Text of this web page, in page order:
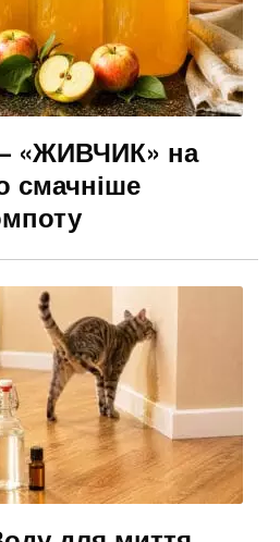
«ЖИВЧИК» на
смачніше